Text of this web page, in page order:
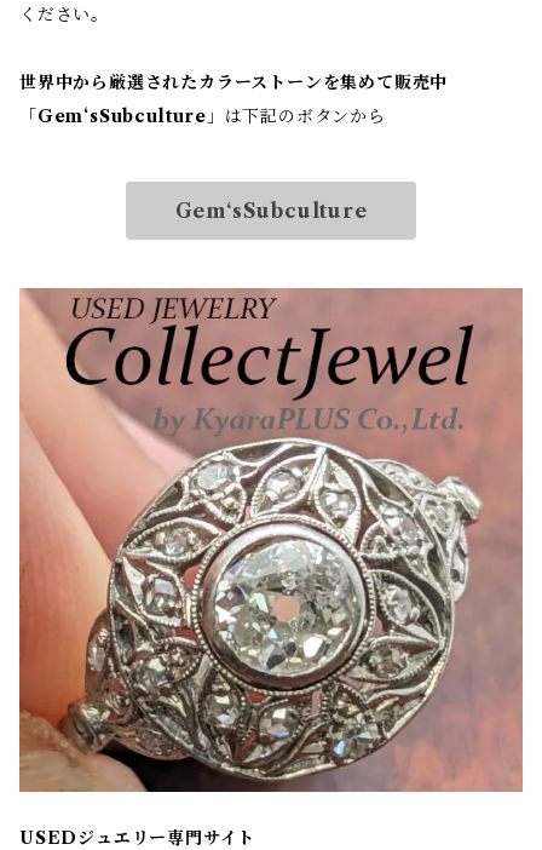
ください。
世界中から厳選されたカラーストーンを集めて販売中
「Gem‘sSubculture 」は下記のボタンから
Gem‘sSubculture
USEDジュエリー専門サイト